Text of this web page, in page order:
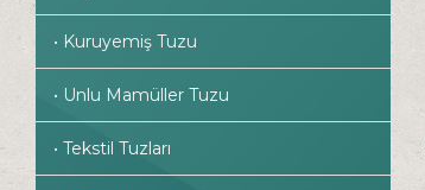
• Kuruyemiş Tuzu
• Unlu Mamüller Tuzu
• Tekstil Tuzları